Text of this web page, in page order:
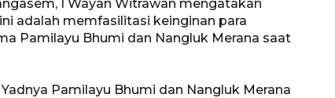
I Wayan Witrawan mengatakan
adalah memfasilitasi keinginan para
Pamilayu Bhumi dan Nangluk Merana saat
Pamilayu Bhumi dan Nangluk Merana